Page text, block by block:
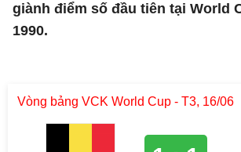
giành điểm số đầu tiên tại World
1990.